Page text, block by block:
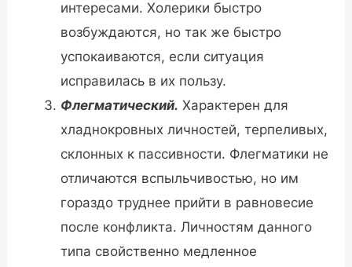
интересами. Холерики быстро
возбуждаются, но так же быстро
успокаиваются, если ситуация
исправилась в их пользу.
Флегматический. Характерен для
хладнокровных личностей, терпеливых,
склонных к пассивности. Флегматики не
отличаются вспыльчивостью, но им
гораздо труднее прийти в равновесие
после конфликта. Личностям данного
типа свойственно медленное